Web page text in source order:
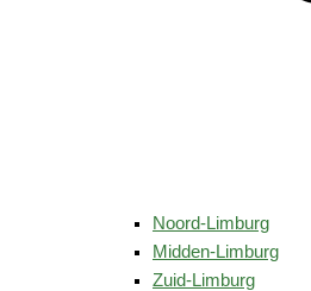
Noord-Limburg
Midden-Limburg
Zuid-Limburg